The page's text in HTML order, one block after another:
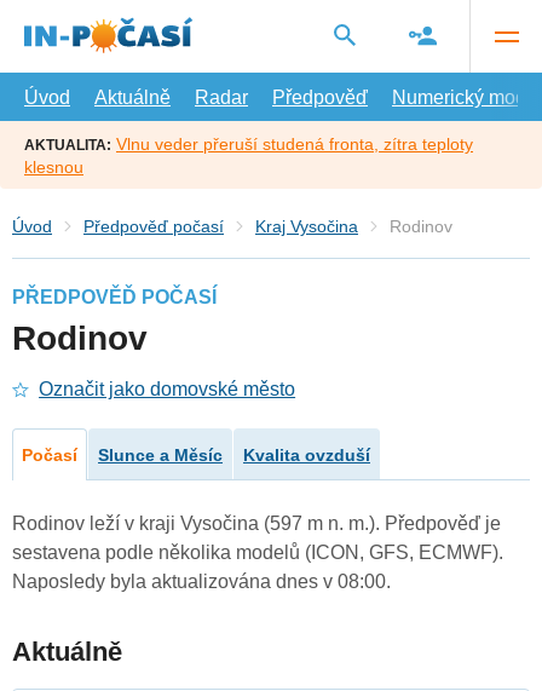
hlavní
Úvod
Aktuálně Radar Předpověď Numerický model
AKTUALITA: Vlnu veder přeruší studená fronta, zítra teploty
klesnou
Úvod Předpověď počasí Kraj Vysočina Rodinov
PŘEDPOVĚĎ POČASÍ
Rodinov
Označit jako domovské město
Počasí Slunce a Měsíc Kvalita ovzduší
Rodinov leží v kraji Vysočina (597 m n. m.). Předpověď je
sestavena podle několika modelů (ICON, GFS, ECMWF).
Naposledy byla aktualizována dnes v 08:00.
Aktuálně